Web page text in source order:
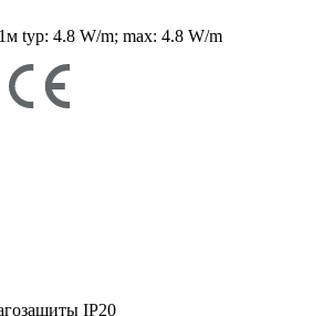
typ: 4.8 W/m; max: 4.8 W/m
IP20